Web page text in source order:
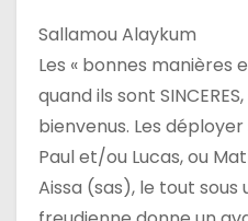
a
r
t
Sallamou Alaykum
Les « bonnes manières
quand ils sont
bienvenus. Les
Paul et/ou Lucas, ou
Aissa (sas), le tout